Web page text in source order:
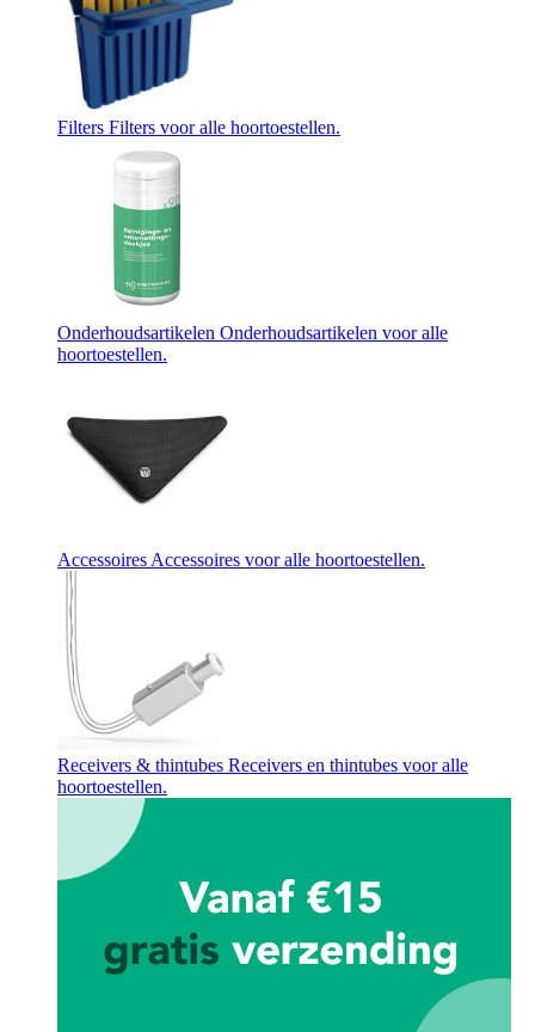
Filters Filters voor alle hoortoestellen.
Onderhoudsartikelen Onderhoudsartikelen voor alle
hoortoestellen.
Accessoires Accessoires voor alle hoortoestellen.
Receivers & thintubes Receivers en thintubes voor alle
hoortoestellen.